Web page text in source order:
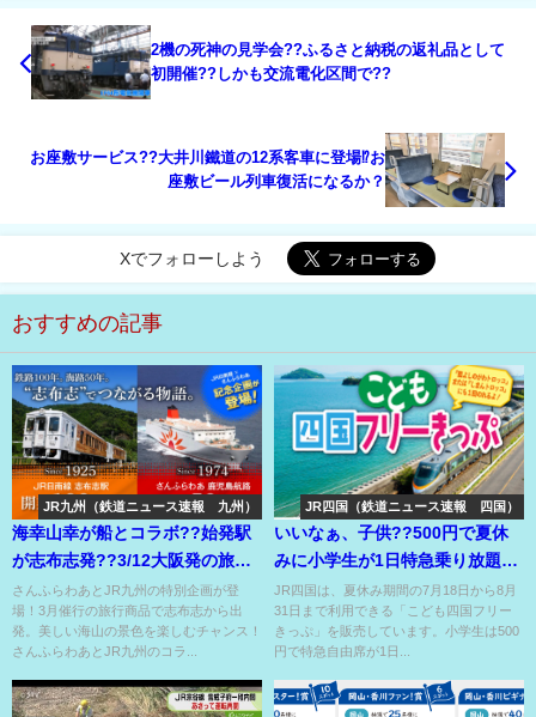
2機の死神の見学会??ふるさと納税の返礼品として
初開催??しかも交流電化区間で??
お座敷サービス??大井川鐵道の12系客車に登場⁉お
座敷ビール列車復活になるか？
Xでフォローしよう
おすすめの記事
JR九州（鉄道ニュース速報 九州）
海幸山幸が船とコラボ??始発駅
が志布志発??3/12大阪発の旅行
商品⁉
さんふらわあとJR九州の特別企画が登
場！3月催行の旅行商品で志布志から出
発。美しい海山の景色を楽しむチャンス！
さんふらわあとJR九州のコラ...
JR四国（鉄道ニュース速報 四国）
いいなぁ、子供??500円で夏休
みに小学生が1日特急乗り放題??
付き添いの大人は24倍⁉
JR四国は、夏休み期間の7月18日から8月
31日まで利用できる「こども四国フリー
きっぷ」を販売しています。小学生は500
円で特急自由席が1日...